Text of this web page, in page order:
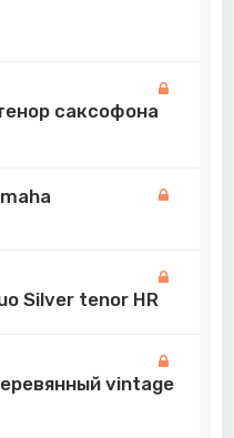
саксофона
Silver tenor HR
vintage